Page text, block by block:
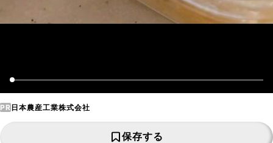
PR 日本農産工業株式会社
保存する